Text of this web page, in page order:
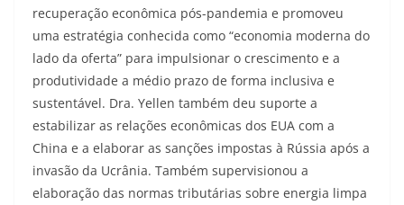
recuperação econômica pós-pandemia e promoveu
uma estratégia conhecida como “economia moderna do
lado da oferta” para impulsionar o crescimento e a
produtividade a médio prazo de forma inclusiva e
sustentável. Dra. Yellen também deu suporte a
estabilizar as relações econômicas dos EUA com a
China e a elaborar as sanções impostas à Rússia após a
invasão da Ucrânia. Também supervisionou a
elaboração das normas tributárias sobre energia limpa